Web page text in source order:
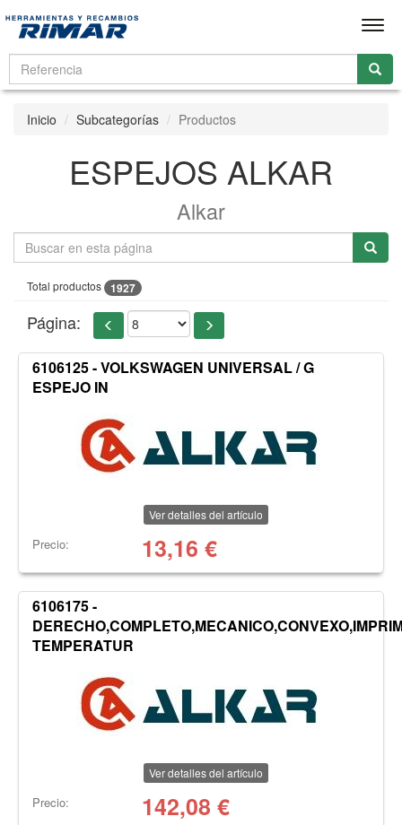
Inicio Subcategorías Productos
ESPEJOS ALKAR
Alkar
Total productos 1927
Página:
6106125 - VOLKSWAGEN UNIVERSAL / G
ESPEJO IN
Ver detalles del artículo
Precio: 13,16 €
6106175 -
TEMPERATUR
Ver detalles del artículo
Precio: 142,08 €